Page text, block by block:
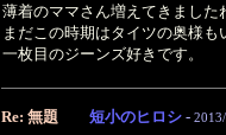
薄着のママさん増えてきました
まだこの時期はタイツの奥様も
一枚目のジーンズ好きです。
Re: 無題 短小のヒロシ -